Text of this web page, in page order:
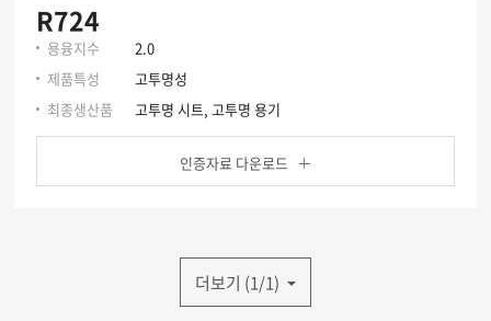
R724
용융지수
2.0
제품특성
고투명성
최종생산품
고투명 시트, 고투명 용기
인증자료 다운로드
더보기 (1/1)